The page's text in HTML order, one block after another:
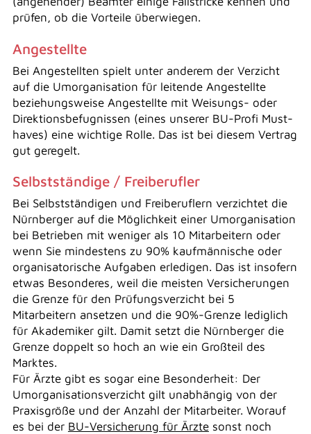
prüfen, ob die Vorteile überwiegen.
Angestellte
Bei Angestellten spielt unter anderem der Verzicht
auf die Umorganisation für leitende Angestellte
beziehungsweise Angestellte mit Weisungs- oder
Direktionsbefugnissen (eines unserer BU-Profi Must-
haves) eine wichtige Rolle. Das ist bei diesem Vertrag
gut geregelt.
Selbstständige / Freiberufler
Bei Selbstständigen und Freiberuflern verzichtet die
Nürnberger auf die Möglichkeit einer Umorganisation
bei Betrieben mit weniger als 10 Mitarbeitern oder
wenn Sie mindestens zu 90% kaufmännische oder
organisatorische Aufgaben erledigen. Das ist insofern
etwas Besonderes, weil die meisten Versicherungen
die Grenze für den Prüfungsverzicht bei 5
Mitarbeitern ansetzen und die 90%-Grenze lediglich
für Akademiker gilt. Damit setzt die Nürnberger die
Grenze doppelt so hoch an wie ein Großteil des
Marktes.
Für Ärzte gibt es sogar eine Besonderheit: Der
Umorganisationsverzicht gilt unabhängig von der
Praxisgröße und der Anzahl der Mitarbeiter. Worauf
es bei der BU-Versicherung für Ärztesonst noch